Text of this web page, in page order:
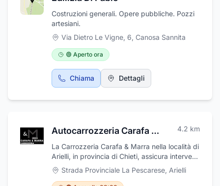
Costruzioni generali. Opere pubbliche. Pozzi
artesiani.
Via Dietro Le Vigne, 6, Canosa Sannita
🟢 Aperto ora
Chiama Dettagli
Autocarrozzeria Carafa e Marra 4.2 km
La Carrozzeria Carafa & Marra nella località di
Arielli, in provincia di Chieti, assicura interventi
di riparazione carrozzeria per autoveicoli e
autocarri di ogni tipo e marca. Il personale
Strada Provinciale La Pescarese, Arielli